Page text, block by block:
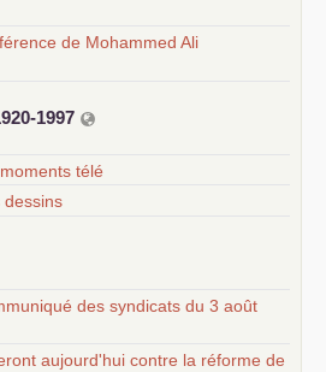
de Mohammed Ali
1997
télé
dessins
des syndicats du 3 août
aujourd'hui contre la réforme de